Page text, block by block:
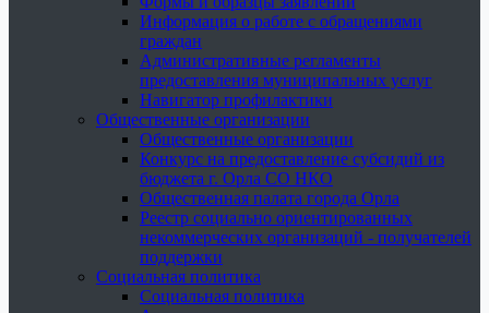
Информация о работе с обращениями
граждан
Административные регламенты
предоставления муниципальных услуг
Навигатор профилактики
Общественные организации
Общественные организации
Конкурс на предоставление субсидий из
бюджета г. Орла СО НКО
Общественная палата города Орла
Реестр социально ориентированных
некоммерческих организаций - получателей
поддержки
Социальная политика
Социальная политика